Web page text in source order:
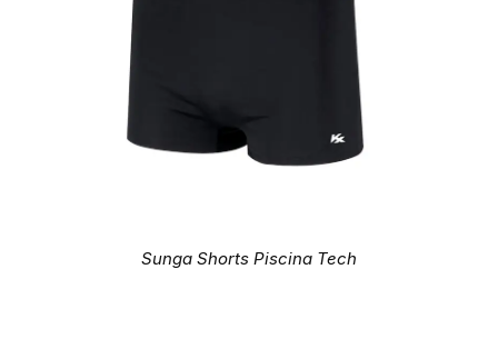
Sunga Shorts Piscina Tech